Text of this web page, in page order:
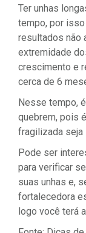
Ter unhas
tempo, por
resultados não
extremidade
crescimento e
cerca de 6
Nesse tempo,
quebrem, pois
fragilizada seja
Pode ser
para verificar
suas unhas e,
fortalecedora
logo você terá